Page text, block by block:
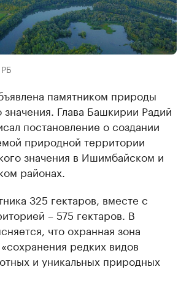
памятником природы
значения. Глава Башкирии Радий
постановление о создании
природной территории
значения в Ишимбайском и
районах.
325 гектаров, вместе с
– 575 гектаров. В
что охранная зона
редких видов
и уникальных природных